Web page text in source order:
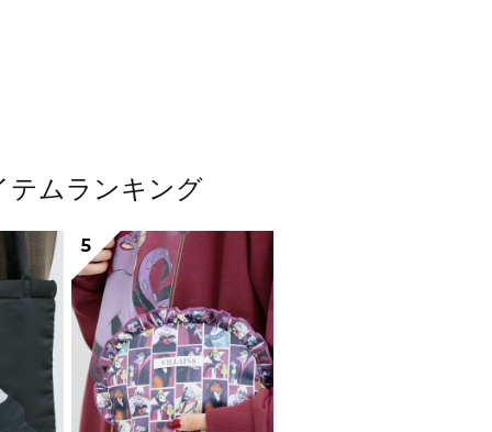
テムランキング
5